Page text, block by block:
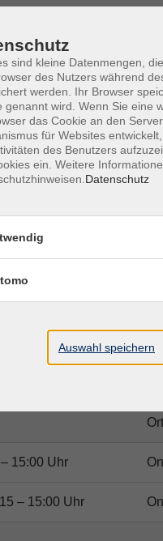
Kenntnisse im
verstehen
Übungen
Updates für deine Rolle
Stand. Dein
haben wir
15:00 Uhr
– 15:00 Uhr
sind kleine Datenmengen,
des Nutzers während
werden. Ihr Browser
genannt wird. Wenn Sie eine
das Cookie an den
für Websites
des Benutzers
ein. Weitere
Datenschutz
Auswahl speichern